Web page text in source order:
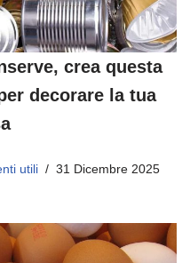
crea questa
decorare la tua
utili 31 Dicembre 2025